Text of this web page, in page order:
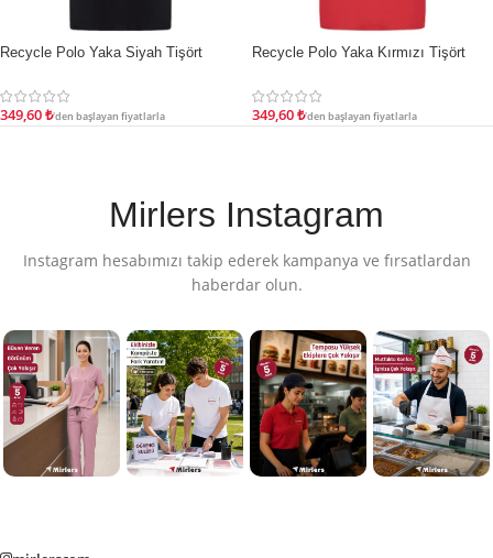
İNDIRIM
Recycle Polo Yaka Siyah Tişört
349,60₺'den başlayan fiyatlarla
İNDIRIM
Recycle Polo Yaka Kırmızı Tişört
349,60₺'den başlayan fiyatlarla
Mirlers Instagram
Instagram hesabımızı takip ederek kampanya ve fırsatlardan
haberdar olun.